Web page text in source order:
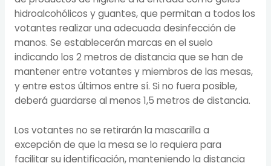
hidroalcohólicos y guantes, que permitan a todos los
votantes realizar una adecuada desinfección de
manos. Se establecerán marcas en el suelo
indicando los 2 metros de distancia que se han de
mantener entre votantes y miembros de las mesas,
y entre estos últimos entre sí. Si no fuera posible,
deberá guardarse al menos 1,5 metros de distancia.
Los votantes no se retirarán la mascarilla a
excepción de que la mesa se lo requiera para
facilitar su identificación, manteniendo la distancia